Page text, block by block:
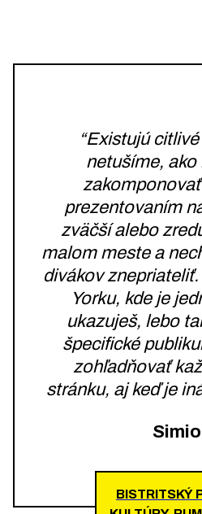
“Existujú
netušíme, ako
prezentovaním
zväčší alebo
malom meste a
divákov
Yorku, kde je
ukazuješ, lebo
špecifické
zohľadňovať
stránku, aj keď je
BISTRITSKÝ